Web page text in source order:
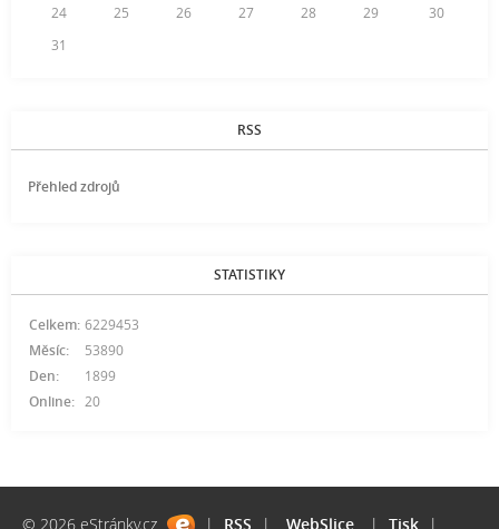
24
25 26 27 28 29
30
31
RSS
Přehled zdrojů
STATISTIKY
Online: 20
Celkem: 6229453
Měsíc:
53890
Den:
1899
© 2026 eStránky.cz | RSS | WebSlice | Tisk |